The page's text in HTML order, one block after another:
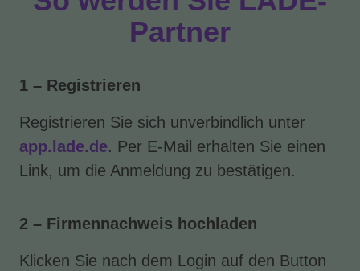
Partner
1 – Registrieren
Registrieren Sie sich unverbindlich unter
app.lade.de. Per E-Mail erhalten Sie einen
Link, um die Anmeldung zu bestätigen.
2 – Firmennachweis hochladen
Klicken Sie nach dem Login auf den Button